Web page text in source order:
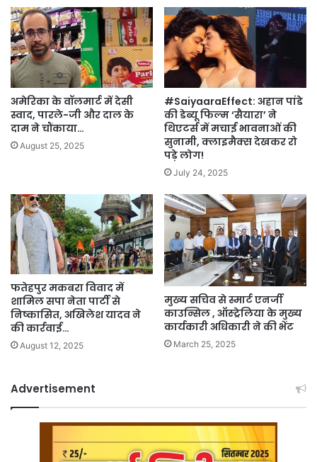
अमेरिका के वॉलमार्ट में देसी
स्वाद, पारले-जी और दाल के
दाम ने चौंकाया…
August 25, 2025
#SaiyaaraEffect: अहान पांडे
की डेब्यू फिल्म ‘सैयारा’ ने
थिएटर्स में मचाई भावनाओं की
सुनामी, क्लाइमैक्स देखकर रो
पड़े लोग!
July 24, 2025
फतेहपुर मकबरा विवाद में
शामिल सपा नेता पार्टी से
निष्कासित, अखिलेश यादव ने
की कार्रवाई…
August 12, 2025
मुख्य सचिव से स्मार्ट एनर्जी
काउन्सिल , ऑस्ट्रेलिया के मुख्य
कार्यकारी अधिकारी ने की भेंट
March 25, 2025
Advertisement